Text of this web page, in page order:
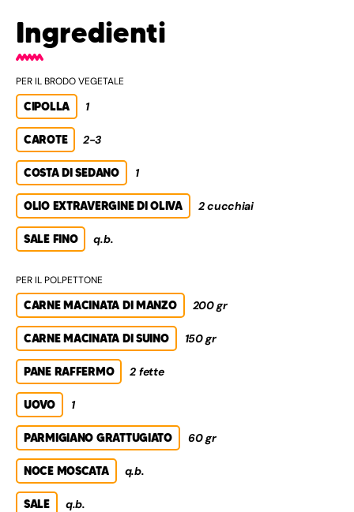
Ingredienti
PER IL BRODO VEGETALE
CIPOLLA 1
CAROTE 2-3
COSTA DI SEDANO 1
OLIO EXTRAVERGINE DI OLIVA 2 cucchiai
SALE FINO q.b.
PER IL POLPETTONE
CARNE MACINATA DI MANZO 200 gr
CARNE MACINATA DI SUINO 150 gr
PANE RAFFERMO 2 fette
UOVO 1
PARMIGIANO GRATTUGIATO 60 gr
NOCE MOSCATA q.b.
SALE q.b.